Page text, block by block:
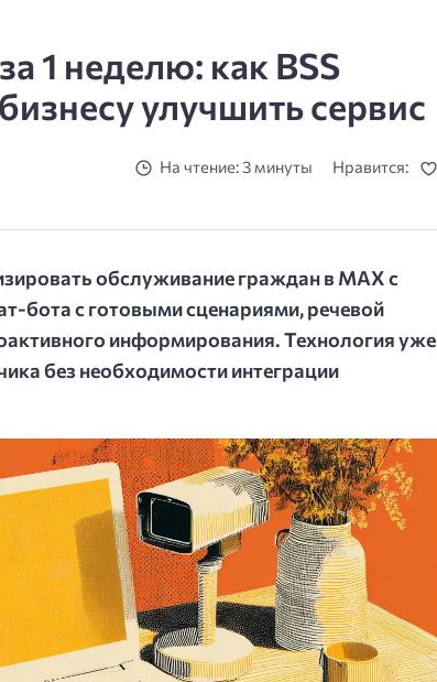
1 неделю: как BSS
улучшить сервис
На чтение: 3 минуты Нравится:
обслуживание граждан в MAX с
бота с готовыми сценариями, речевой
информирования. Технология уже
без необходимости интеграции